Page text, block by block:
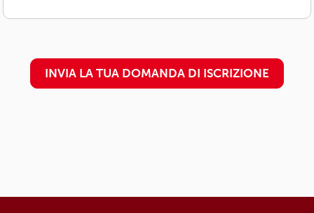
o limitazione degli stessi, opposizione al
trattamento) presso il proprio
INVIA LA TUA DOMANDA DI ISCRIZIONE